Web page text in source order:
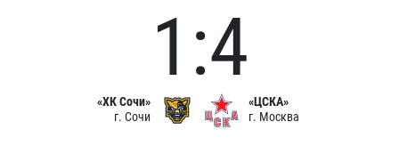
«ХК Сочи»
г. Сочи
1:4
«ЦСКА»
г. Москва